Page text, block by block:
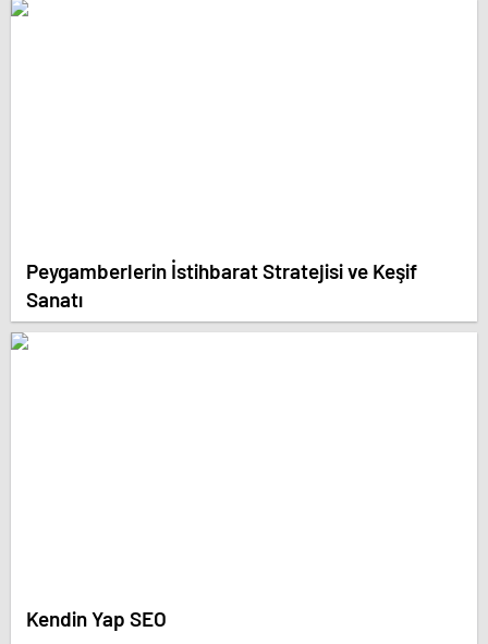
Peygamberlerin İstihbarat Stratejisi ve Keşif
Sanatı
Kendin Yap SEO